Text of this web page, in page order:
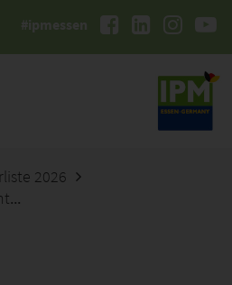
#ipmessen
2026
PurPest a brand of Plante og importkontroll AS